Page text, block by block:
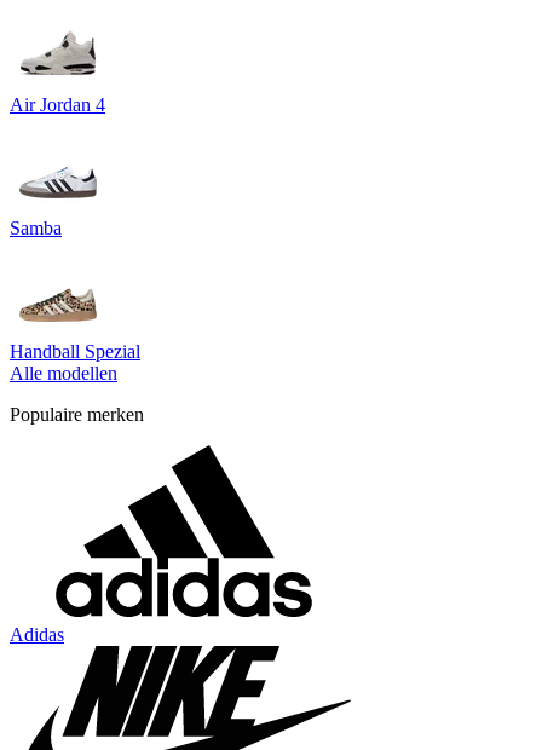
Air Jordan 4
Samba
Handball Spezial
Alle modellen
Populaire merken
Adidas